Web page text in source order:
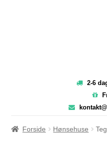
2-6
Forside Hønsehuse